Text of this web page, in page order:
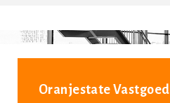
Oranjestate Vastgoed